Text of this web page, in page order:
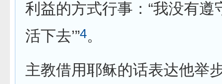
利益的方式行事：“我没有
活下去’”4。
主教借用耶稣的话表达他举